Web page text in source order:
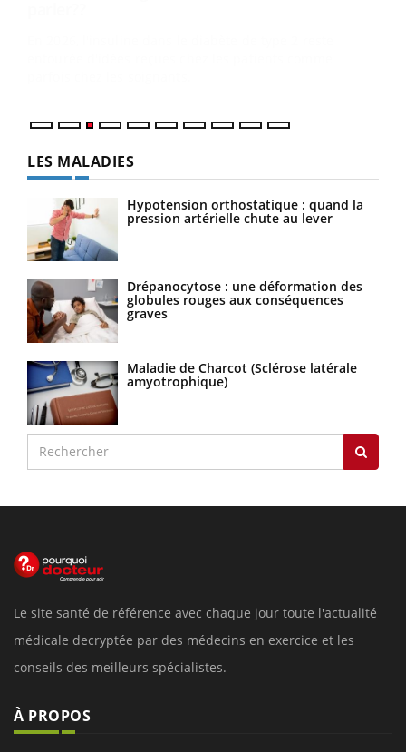
LES MALADIES
Hypotension orthostatique : quand la
pression artérielle chute au lever
Drépanocytose : une déformation des
globules rouges aux conséquences
graves
Maladie de Charcot (Sclérose latérale
amyotrophique)
Le site santé de référence avec chaque jour toute l'actualité
médicale decryptée par des médecins en exercice et les
conseils des meilleurs spécialistes.
À PROPOS